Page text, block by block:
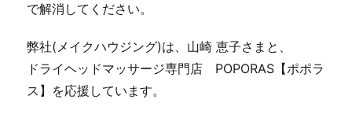
で解消してください。
弊社(メイクハウジング)は、山崎 恵子さまと、
ドライヘッドマッサージ専門店 POPORAS【ポポラ
ス】を応援しています。